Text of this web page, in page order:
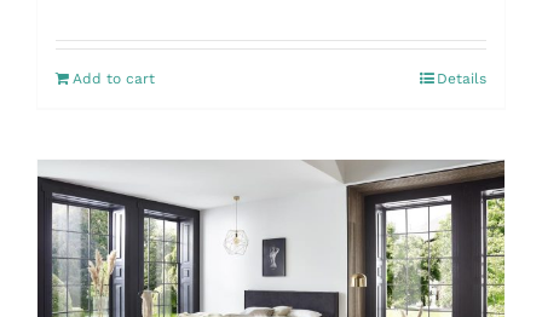
Add to cart Details